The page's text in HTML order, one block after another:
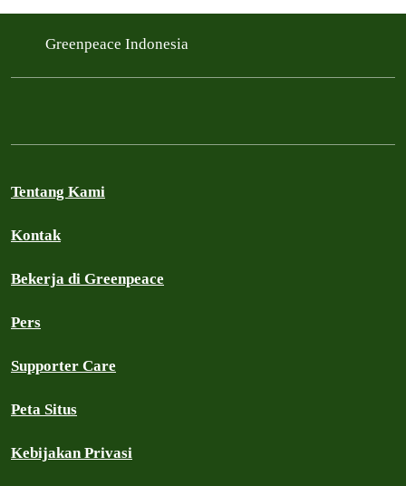
Greenpeace Indonesia
Tentang Kami
Kontak
Bekerja di Greenpeace
Pers
Supporter Care
Peta Situs
Kebijakan Privasi